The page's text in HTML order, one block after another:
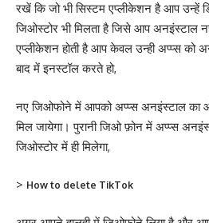
रखें कि जो भी सिस्टम एप्लीकेशन है आप उन्हें
जिओस्टोर भी मिलता है जिसे आप अनइंस्टाल
एप्लीकेशन होती है आप केवल उन्ही अप्प्स को
बाद में इनस्टॉल करते हो,
नए जिओफोने में आपको अप्प्स अनइंस्टाल का
मिल जायेगा। पुरानी जिओ फ़ोन में अप्प्स
जिओस्टोर में ही मिलेगा,
> How to delete TikTok